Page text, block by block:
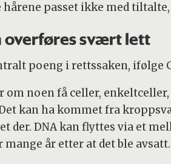
hårene passet ikke med
overføres svært lett
poeng i rettssaken, ifølge
om noen få celler,
kan ha kommet fra
der. DNA kan flyttes via et
mange år etter at det ble